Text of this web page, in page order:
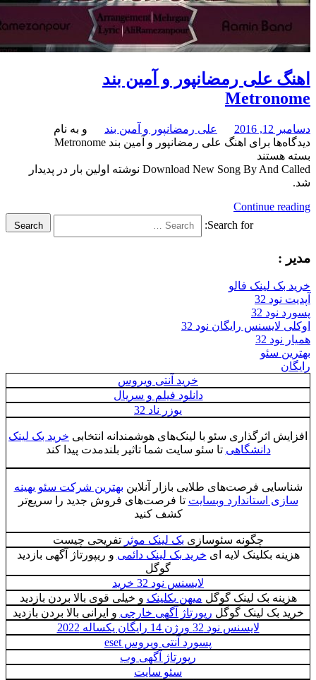
علی رمضانپور و آمین بند
2016
علی رمضانپور و آمین بند
برای اهنگ علی رمضانپور و آمین بند Metronome
و به نام
Download New Song By And Called نوشته اولین بار در پدیدار
Continue
Search for:
Search
:
لینک فالو
32
32
لایسنس رایگان نود 32
32
سئو
خرید آنتی ویروس
دانلود فیلم و سریال
یوزر ناد 32
اثرگذاری سئو با لینک‌های هوشمندانه انتخابیخرید بک لینک
دانشگاهیتا سئو سایت شما تاثیر بلندمدت پیدا کند
فرصت‌های طلایی بازار آنلاین
بهترین شرکت سئو بهینه
استاندارد وبسایتتا فرصت‌های فروش جدید را سریع‌تر
کشف کنید
چگونه سئوسازیبک لینک موثرتفریحی چیست
بکلینک لایه ایخرید بک لینک دائمی و ریپورتاژ آگهی بازدید
لایسنس نود 32 خرید
بک لینک گوگلمیهن بکلینکو خیلی قوی بالا بردن بازدید
بک لینک گوگلرپورتاژ آگهی خارجیو ایرانی بالا بردن بازدید
لایسنس نود 32 ورژن 14 رایگان یکساله 2022
پسورد آنتی ویروس eset
رپورتاژ آگهی وب
سئو سایت